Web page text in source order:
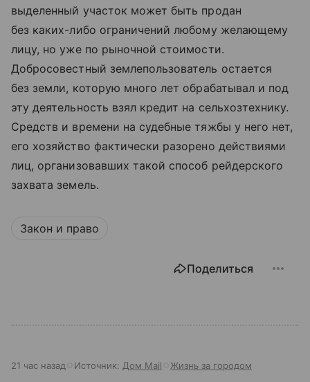
выделенный участок может быть продан
без каких-либо ограничений любому желающему
лицу, но уже по рыночной стоимости.
Добросовестный землепользователь остается
без земли, которую много лет обрабатывал и под
эту деятельность взял кредит на сельхозтехнику.
Средств и времени на судебные тяжбы у него нет,
его хозяйство фактически разорено действиями
лиц, организовавших такой способ рейдерского
захвата земель.
Закон и право
Поделиться
21 час назад Источник: Дом Mail Жизнь за городом